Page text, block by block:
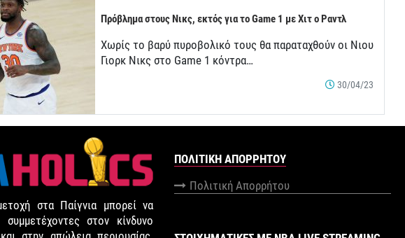
Πρόβλημα στους Νικς, εκτός για το Game 1 με Χιτ ο Ραντλ
Χωρίς το βαρύ πυροβολικό τους θα παραταχθούν οι Νιου
Γιορκ Νικς στο Game 1 κόντρα…
30/04/23
στα Παίγνια μπορεί να
στον κίνδυνο
ΠΟΛΙΤΙΚΉ ΑΠΟΡΡΉΤΟΥ
Πολιτική Απορρήτου